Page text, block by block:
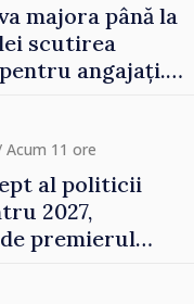
majora până la
scutirea
angajați.
Acum 11 ore
al politicii
2027,
premierul